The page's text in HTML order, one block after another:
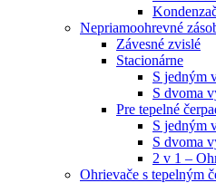
Nepriamoohrevné
Závesné zvislé
Stacionárne
S jedným
S dvoma
Pre tepelné
S jedným
S dvoma
2 v 1 –
Ohrievače s tepelným